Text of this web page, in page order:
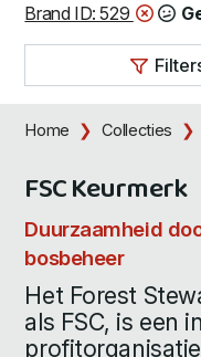
Brand ID: 529
Home Collecties
FSC Keurmerk
Duurzaamheid
bosbeheer
Het Forest
als FSC, is een